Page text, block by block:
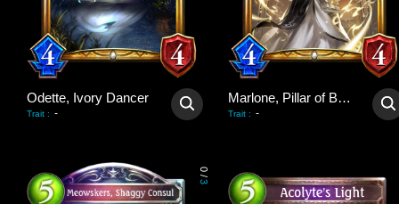
Odette, Ivory Dancer
Trait : -
Marlone, Pillar of Balance
Trait : -
0
/
3